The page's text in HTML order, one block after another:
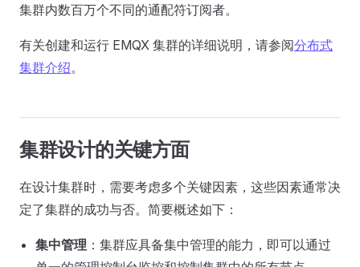
集群内数百万个不同的通配符订阅者。
有关创建和运行 EMQX 集群的详细说明，请参阅分布式
集群介绍。
集群设计的关键方面
在设计集群时，需要考虑多个关键因素，这些因素通常决
定了集群的成功与否。简要概述如下：
集中管理 ：集群应具备集中管理的能力，即可以通过